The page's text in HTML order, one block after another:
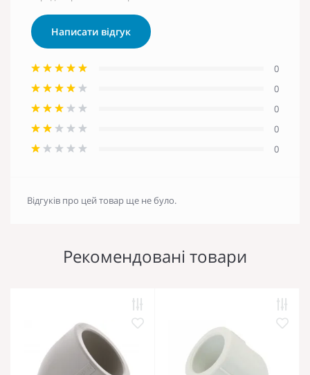
Написати відгук
0
0
0
0
0
Відгуків про цей товар ще не було.
Рекомендовані товари